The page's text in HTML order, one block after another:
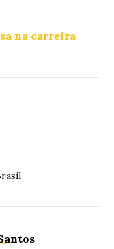
na carreira